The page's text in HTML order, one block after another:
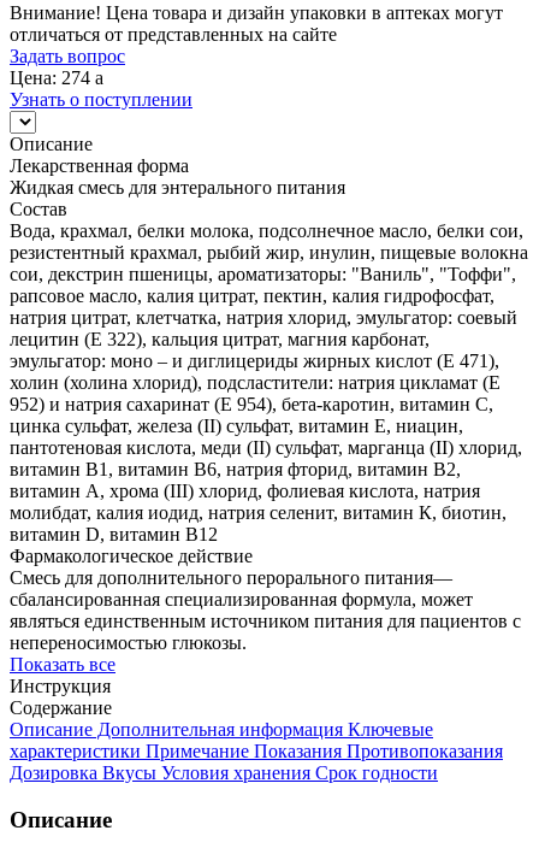
Внимание! Цена товара и дизайн упаковки в аптеках могут
отличаться от представленных на сайте
Задать вопрос
Цена: 274 a
Узнать о поступлении
Описание
Лекарственная форма
Жидкая смесь для энтерального питания
Состав
Вода, крахмал, белки молока, подсолнечное масло, белки сои,
резистентный крахмал, рыбий жир, инулин, пищевые волокна
сои, декстрин пшеницы, ароматизаторы: "Ваниль", "Тоффи",
рапсовое масло, калия цитрат, пектин, калия гидрофосфат,
натрия цитрат, клетчатка, натрия хлорид, эмульгатор: соевый
лецитин (Е 322), кальция цитрат, магния карбонат,
эмульгатор: моно – и диглицериды жирных кислот (Е 471),
холин (холина хлорид), подсластители: натрия цикламат (Е
952) и натрия сахаринат (Е 954), бета-каротин, витамин С,
цинка сульфат, железа (II) сульфат, витамин Е, ниацин,
пантотеновая кислота, меди (II) сульфат, марганца (II) хлорид,
витамин В1, витамин В6, натрия фторид, витамин В2,
витамин А, хрома (III) хлорид, фолиевая кислота, натрия
молибдат, калия иодид, натрия селенит, витамин К, биотин,
витамин D, витамин В12
Фармакологическое действие
Смесь для дополнительного перорального питания—
сбалансированная специализированная формула, может
являться единственным источником питания для пациентов с
непереносимостью глюкозы.
Показать все
Инструкция
Содержание
Описание Дополнительная информация Ключевые
характеристики Примечание Показания Противопоказания
Дозировка Вкусы Условия хранения Срок годности
Описание